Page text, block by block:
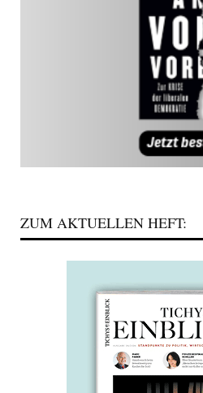
ZUM AKTUELLEN HEFT: